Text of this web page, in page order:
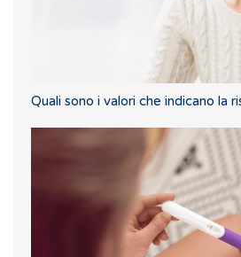
Quali sono i valori che indicano la